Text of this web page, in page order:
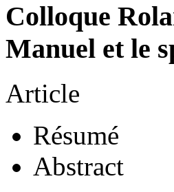
Colloque
Manuel et le
Article
Résumé
Abstract